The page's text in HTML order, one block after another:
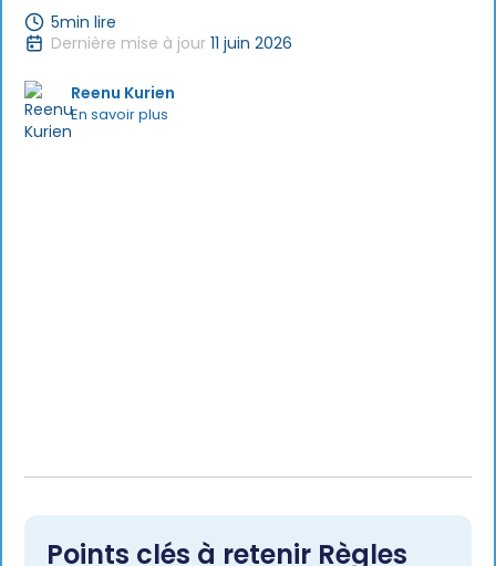
5min lire
Dernière mise à jour 11 juin 2026
Reenu Kurien
En savoir plus
Points clés à retenir Règles